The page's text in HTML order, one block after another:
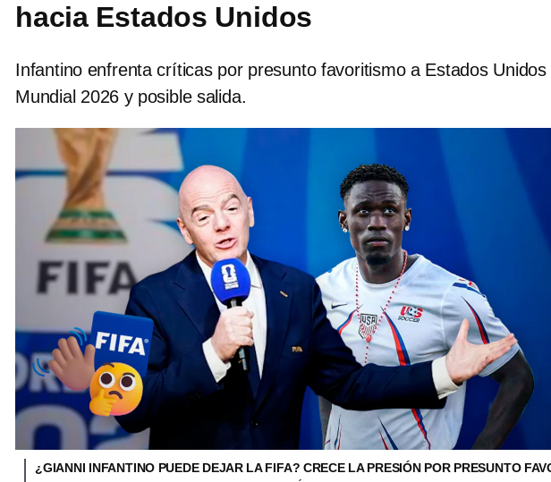
hacia Estados Unidos
Infantino enfrenta críticas por presunto favoritismo a Estados Unidos
Mundial 2026 y posible salida.
¿GIANNI INFANTINO PUEDE DEJAR LA FIFA? CRECE LA PRESIÓN POR PRESUNTO